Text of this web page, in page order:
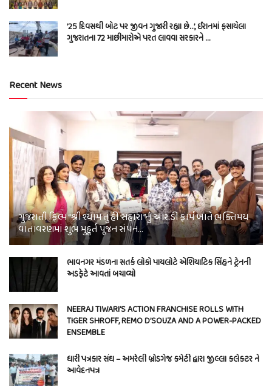
’25 દિવસથી બોટ પર જીવન ગુજારી રહ્યા છે…’, ઈરાનમાં ફસાયેલા
ગુજરાતના 72 માછીમારોએ પરત લાવવા સરકારને …
Recent News
ગુજરાતી ફિલ્મ “શ્રી શ્યામ તું હી સહારા”નું આર.ડી ફાર્મ ખાતે ભક્તિમય
વાતાવરણમાં શુભ મુહૂર્ત પૂજન સંપન…
ભાવનગર મંડળના સતર્ક લોકો પાયલોટે એશિયાટિક સિંહને ટ્રેનની
અડફેટે આવતાં બચાવ્યો
NEERAJ TIWARI’S ACTION FRANCHISE ROLLS WITH
TIGER SHROFF, REMO D’SOUZA AND A POWER-PACKED
ENSEMBLE
ધારી પત્રકાર સંઘ – અમરેલી બ્રોડગેજ કમેટી દ્વારા જીલ્લા કલેકટર ને
આવેદનપત્ર